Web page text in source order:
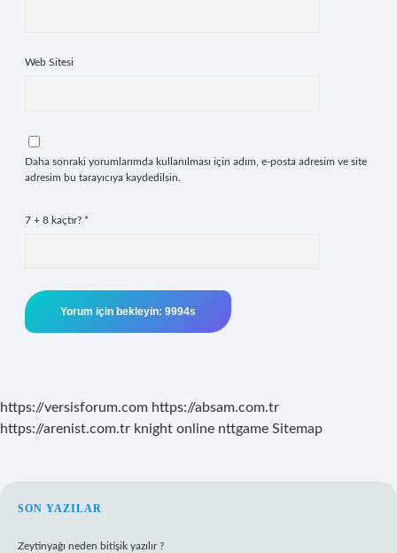
Web Sitesi
Daha sonraki yorumlarımda kullanılması için adım, e-posta adresim ve site
adresim bu tarayıcıya kaydedilsin.
7 + 8 kaçtır? *
https://versisforum.com https://absam.com.tr
https://arenist.com.tr knight online nttgame Sitemap
SIDEBAR
SON YAZILAR
Zeytinyağı neden bitişik yazılır ?